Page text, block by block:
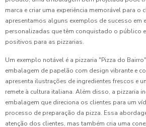
marca e criar uma experiência memorável para o
apresentamos alguns exemplos de sucesso em
personalizadas que têm conquistado o público
positivos para as pizzarias.
Um exemplo notável é a pizzaria "Pizza do
embalagem de papelão com design vibrante e
apresenta ilustrações de ingredientes frescos e
remete à cultura italiana. Além disso, a pizzaria
embalagem que direciona os clientes para um
processo de preparação da pizza. Essa
atenção dos clientes, mas também cria uma